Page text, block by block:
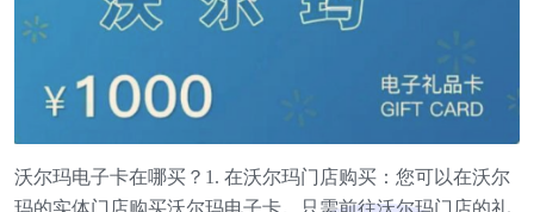
沃尔玛电子卡在哪买？1. 在沃尔玛门店购买：您可以在沃尔
玛的实体门店购买沃尔玛电子卡。只需前往沃尔玛门店的礼